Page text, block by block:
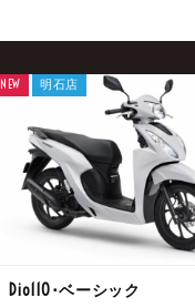
Dio110･ベーシック
NEW 明石店